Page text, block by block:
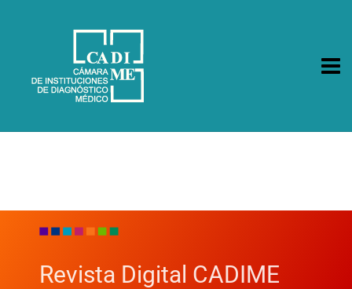
CA.DI.ME.
Cámara de Instituciones de Diagnóstico Médico
Revista Digital CADIME